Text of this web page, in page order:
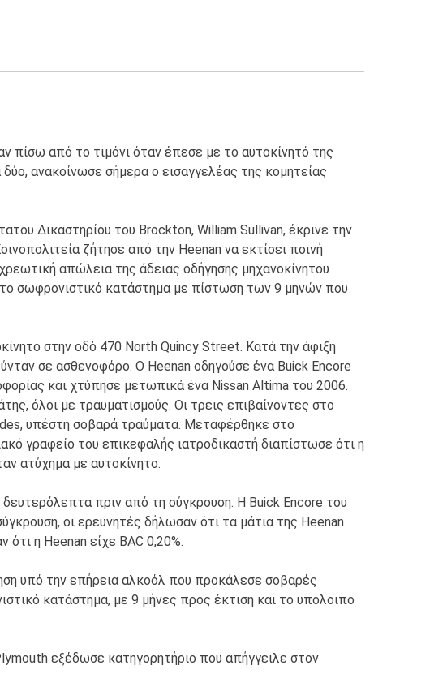
πίσω από το τιμόνι όταν έπεσε με το αυτοκίνητό της
ανακοίνωσε σήμερα ο εισαγγελέας της κομητείας
Δικαστηρίου του Brockton, William Sullivan, έκρινε την
ζήτησε από την Heenan να εκτίσει ποινή
απώλεια της άδειας οδήγησης μηχανοκίνητου
σωφρονιστικό κατάστημα με πίστωση των 9 μηνών που
στην οδό 470 North Quincy Street. Κατά την άφιξη
σε ασθενοφόρο. Ο Heenan οδηγούσε ένα Buick Encore
και χτύπησε μετωπικά ένα Nissan Altima του 2006.
όλοι με τραυματισμούς. Οι τρεις επιβαίνοντες στο
υπέστη σοβαρά τραύματα. Μεταφέρθηκε στο
γραφείο του επικεφαλής ιατροδικαστή διαπίστωσε ότι η
ατύχημα με αυτοκίνητο.
πριν από τη σύγκρουση. Η Buick Encore του
οι ερευνητές δήλωσαν ότι τα μάτια της Heenan
ότι η Heenan είχε BAC 0,20%.
υπό την επήρεια αλκοόλ που προκάλεσε σοβαρές
κατάστημα, με 9 μήνες προς έκτιση και το υπόλοιπο
εξέδωσε κατηγορητήριο που απήγγειλε στον